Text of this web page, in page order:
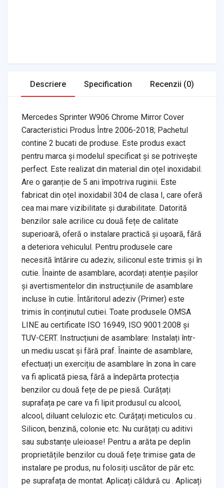
Descriere Specification Recenzii (0)
Mercedes Sprinter W906 Chrome Mirror Cover
Caracteristici Produs Între 2006-2018; Pachetul
contine 2 bucati de produse. Este produs exact
pentru marca și modelul specificat și se potrivește
perfect. Este realizat din material din oțel inoxidabil.
Are o garanție de 5 ani împotriva ruginii. Este
fabricat din oțel inoxidabil 304 de clasa I, care oferă
cea mai mare vizibilitate și durabilitate. Datorită
benzilor sale acrilice cu două fețe de calitate
superioară, oferă o instalare practică și ușoară, fără
a deteriora vehiculul. Pentru produsele care
necesită întărire cu adeziv, siliconul este trimis și în
cutie. Înainte de asamblare, acordați atenție pașilor
și avertismentelor din instrucțiunile de asamblare
incluse în cutie. Întăritorul adeziv (Primer) este
trimis în conținutul cutiei. Toate produsele OMSA
LINE au certificate ISO 16949, ISO 9001:2008 și
TUV-CERT. Instrucțiuni de asamblare: Instalați într-
un mediu uscat și fără praf. Înainte de asamblare,
efectuați un exercițiu de asamblare în zona în care
va fi aplicată piesa, fără a îndepărta protecția
benzilor cu două fețe de pe piesă. Curățați
suprafața pe care va fi lipit produsul cu alcool,
alcool, diluant celulozic etc. Curățați meticulos cu .
Silicon, benzină, colonie etc. Nu curățați cu aditivi
sau substanțe uleioase! Pentru a arăta pe deplin
proprietățile benzilor cu două fețe trimise gata de
instalare pe produs, nu folosiți uscător de păr etc.
pe suprafața de montat. Aplicați căldură cu . Aplicați